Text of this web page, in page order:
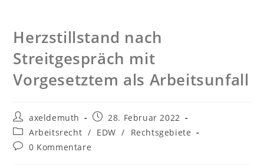
Herzstillstand nach
Streitgespräch mit
Vorgesetztem als Arbeitsunfall
Beitrags-
Autor:
axeldemuth
Beitrag
veröffentlicht:
28. Februar 2022
Beitrags-
Kategorie:
Arbeitsrecht / EDW /
Rechtsgebiete
Beitrags-
0 Kommentare